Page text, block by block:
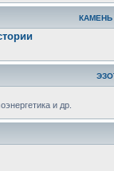
КАМЕНЬ
и др.